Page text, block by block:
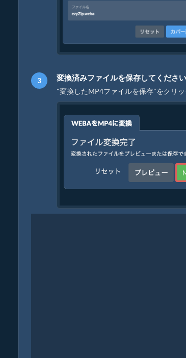
変換済みファイルを保存してください
"変換したMP4ファイルを保存"をクリ